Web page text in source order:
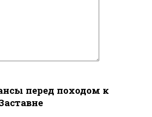
перед походом к